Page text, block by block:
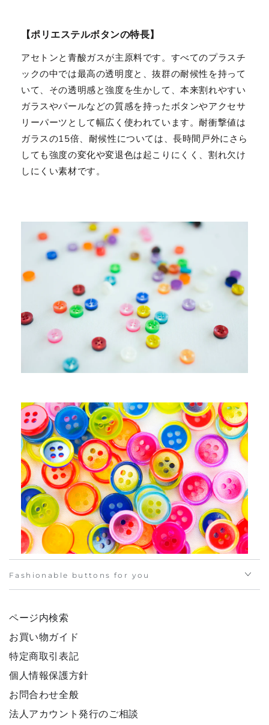
【ポリエステルボタンの特長】
アセトンと青酸ガスが主原料です。すべてのプラスチ
ックの中では最高の透明度と、抜群の耐候性を持って
いて、その透明感と強度を生かして、本来割れやすい
ガラスやパールなどの質感を持ったボタンやアクセサ
リーパーツとして幅広く使われています。耐衝撃値は
ガラスの15倍、耐候性については、長時間戸外にさら
しても強度の変化や変退色は起こりにくく、割れ欠け
しにくい素材です。
Fashionable buttons for you
ページ内検索
お買い物ガイド
特定商取引表記
個人情報保護方針
お問合わせ全般
法人アカウント発行のご相談